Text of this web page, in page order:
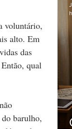
voluntário,
alto. Em
das
qual
barulho,